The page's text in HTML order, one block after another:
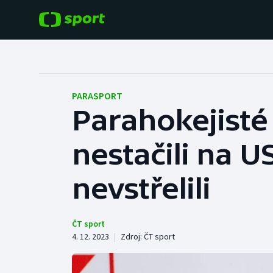
Hokej
Tenis
Baseball a softbal
Basketbal
PARASPORT
nestačili na
nevstřelili
ČT sport
4. 12. 2023 | Zdroj: ČT sport